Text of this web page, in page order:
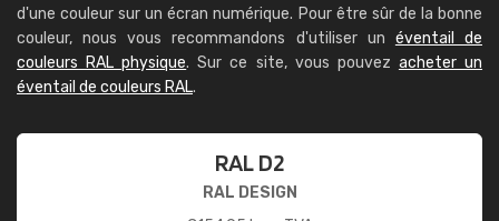
d'une couleur sur un écran numérique. Pour être sûr de la bonne
couleur, nous vous recommandons d'utiliser un éventail de
couleurs RAL physique. Sur ce site, vous pouvez acheter un
éventail de couleurs RAL.
RAL D2
RAL DESIGN